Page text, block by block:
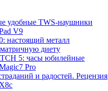
удобные TWS-наушники
V9
настоящий металл
диету
5: часы юбилейные
Pro
и радостей. Рецензия